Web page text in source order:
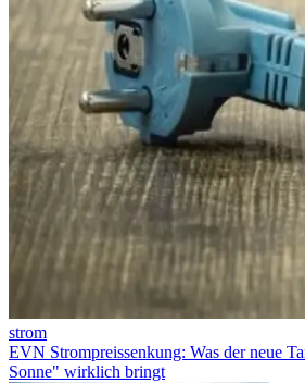
strom
EVN Strompreissenkung: Was der neue
Sonne" wirklich bringt